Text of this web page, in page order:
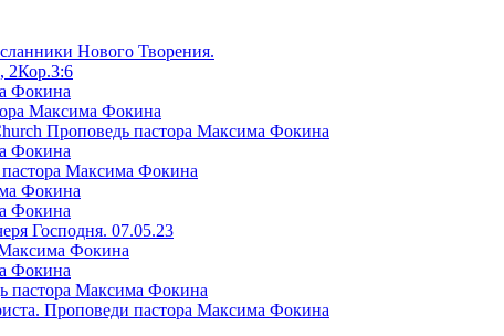
Нового Творения.
2Кор.3:6
Фокина
Максима Фокина
Проповедь пастора Максима Фокина
Фокина
Максима Фокина
Фокина
Фокина
Господня. 07.05.23
Фокина
Фокина
пастора Максима Фокина
Проповеди пастора Максима Фокина